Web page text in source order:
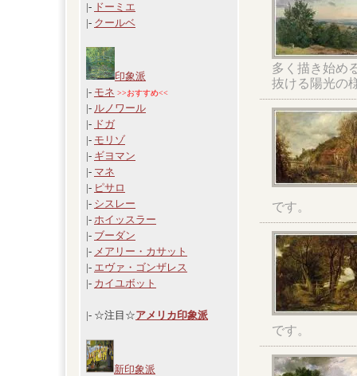
|- ドーミエ
|- クールベ
印象派
|- モネ >>おすすめ<<
|- ルノワール
|- ドガ
|- モリゾ
|- ギヨマン
|- マネ
|- ピサロ
|- シスレー
|- ホイッスラー
|- ブーダン
|- メアリー・カサット
|- エヴァ・ゴンザレス
|- カイユボット
|- ☆注目☆アメリカ印象派
新印象派
多く描き始め
抜ける陽光の
です。
です。